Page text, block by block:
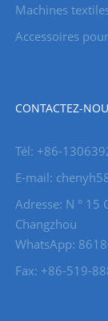
Machines
Accessoires
CONTACTEZ-
Tél: +86-
E-mail:
Adresse: N ° 15
Changzhou
WhatsApp:
Fax: +86-519-